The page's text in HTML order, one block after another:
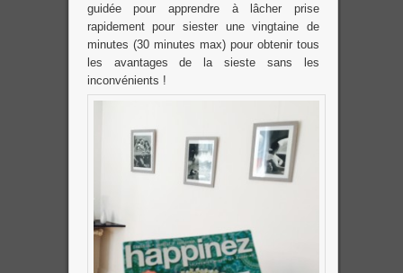
guidée pour apprendre à lâcher prise
rapidement pour siester une vingtaine de
minutes (30 minutes max) pour obtenir tous
les avantages de la sieste sans les
inconvénients !